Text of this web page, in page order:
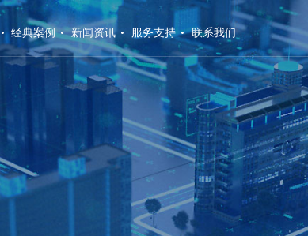
经典案例 新闻资讯 服务支持 联系我们